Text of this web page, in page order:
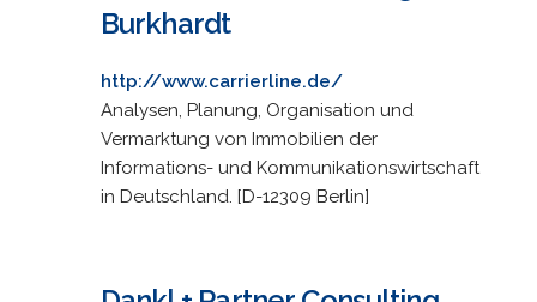
Burkhardt
http://www.carrierline.de/
Analysen, Planung, Organisation und
Vermarktung von Immobilien der
Informations- und Kommunikationswirtschaft
in Deutschland. [D-12309 Berlin]